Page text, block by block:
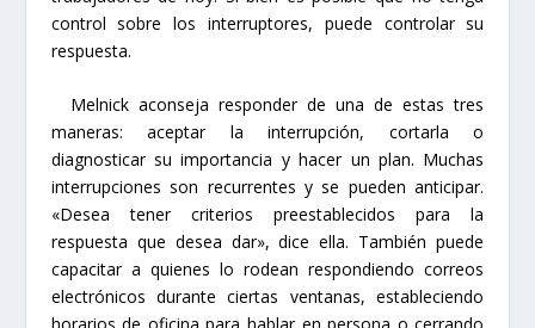
control sobre los interruptores, puede controlar su
respuesta.
Melnick aconseja responder de una de estas tres
maneras: aceptar la interrupción, cortarla o
diagnosticar su importancia y hacer un plan. Muchas
interrupciones son recurrentes y se pueden anticipar.
«Desea tener criterios preestablecidos para la
respuesta que desea dar», dice ella. También puede
capacitar a quienes lo rodean respondiendo correos
electrónicos durante ciertas ventanas, estableciendo